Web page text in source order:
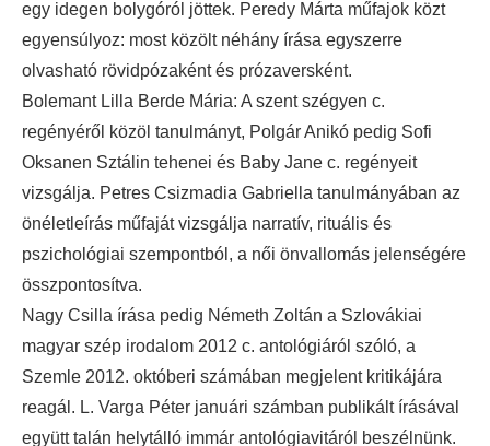
egy idegen bolygóról jöttek. Peredy Márta műfajok közt
egyensúlyoz: most közölt néhány írása egyszerre
olvasható rövidpózaként és prózaversként.
Bolemant Lilla Berde Mária: A szent szégyen c.
regényéről közöl tanulmányt, Polgár Anikó pedig Sofi
Oksanen Sztálin tehenei és Baby Jane c. regényeit
vizsgálja. Petres Csizmadia Gabriella tanulmányában az
önéletleírás műfaját vizsgálja narratív, rituális és
pszichológiai szempontból, a női önvallomás jelenségére
összpontosítva.
Nagy Csilla írása pedig Németh Zoltán a Szlovákiai
magyar szép irodalom 2012 c. antológiáról szóló, a
Szemle 2012. októberi számában megjelent kritikájára
reagál. L. Varga Péter januári számban publikált írásával
együtt talán helytálló immár antológiavitáról beszélnünk.